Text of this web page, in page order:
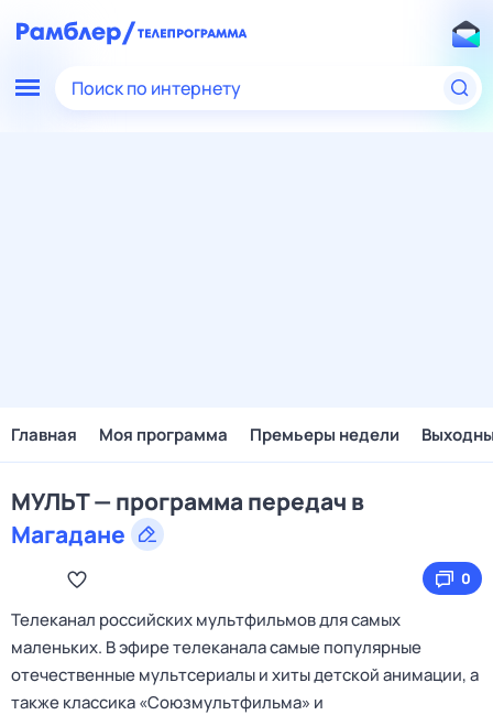
Поиск по интернету
Главная Моя программа Премьеры недели
МУЛЬТ — программа передач в
Магадане
0
Телеканал российских мультфильмов для самых
маленьких. В эфире телеканала самые популярные
отечественные мультсериалы и хиты детской анимации, а
также классика «Союзмультфильма» и